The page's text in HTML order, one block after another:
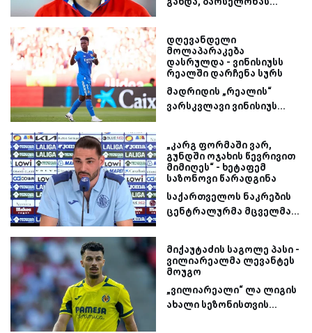
დღევანდელი
მოლაპარაკება
დასრულდა - ვინისიუსს
რეალში დარჩენა სურს
მადრიდის „რეალის“
ვარსკვლავი ვინისიუს...
„კარგ ფორმაში ვარ,
გუნდში ოჯახის წევრივით
მიმიღეს“ - ხეტაფემ
საზონოვი წარადგინა
საქართველოს ნაკრების
ცენტრალურმა მცველმა...
მიქაუტაძის საგოლე პასი -
ვილიარეალმა ლევანტეს
მოუგო
„ვილიარეალი“ ლა ლიგის
ახალი სეზონისთვის...